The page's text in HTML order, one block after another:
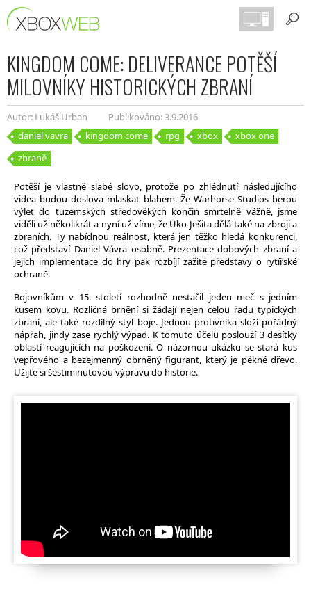
KINGDOM COME: DELIVERANCE POTĚŠÍ
MILOVNÍKY HISTORICKÝCH ZBRANÍ
Autor: Lukáš Urban
Publikováno: 3.9.2016
daniel vavra
kingdom come rpg xbox
xbox one
zbraně
Potěší je vlastně slabé slovo, protože po zhlédnutí následujícího
videa budou doslova mlaskat blahem. Že Warhorse Studios berou
výlet do tuzemských středověkých končin smrtelně vážně, jsme
viděli už několikrát a nyní už víme, že Uko Ješita dělá také na zbroji a
zbraních. Ty nabídnou reálnost, která jen těžko hledá konkurenci,
což představí Daniel Vávra osobně. Prezentace dobových zbraní a
jejich implementace do hry pak rozbíjí zažité představy o rytířské
ochraně.
Bojovníkům v 15. století rozhodně nestačil jeden meč s jedním
kusem kovu. Rozličná brnění si žádají nejen celou řadu typických
zbraní, ale také rozdílný styl boje. Jednou protivníka složí pořádný
nápřah, jindy zase rychlý výpad. K tomuto účelu poslouží 3 desítky
oblastí reagujících na poškození. O názornou ukázku se stará kus
vepřového a bezejmenný obrněný figurant, který je pěkné dřevo.
Užijte si šestiminutovou výpravu do historie.